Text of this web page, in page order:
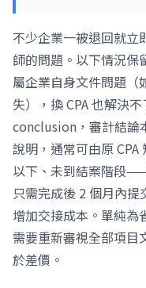
不少企業一被退回就立
師的問題。以下情況保
屬企業自身文件問題（
失），換 CPA 也解決
conclusion，審計結論
說明，通常可由原
以下、未到結案階段
只需完成後 2 個月內
增加交接成本。單純為
需要重新審視全部項目
於差價。